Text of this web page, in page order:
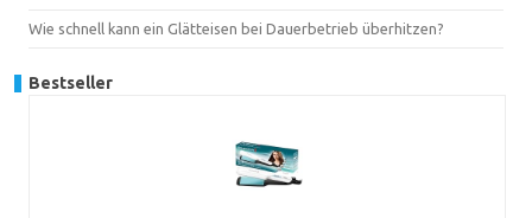
Wie schnell kann ein Glätteisen bei Dauerbetrieb überhitzen?
Bestseller